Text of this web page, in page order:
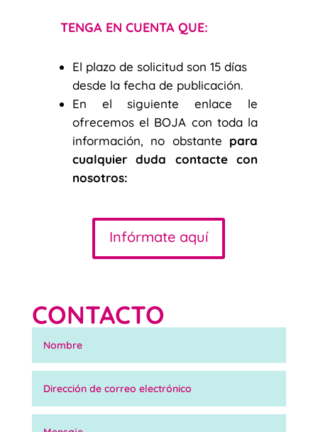
TENGA EN CUENTA QUE:
El plazo de solicitud son 15 días
desde la fecha de publicación.
En el siguiente enlace le
ofrecemos el BOJA con toda la
información, no obstante para
cualquier duda contacte con
nosotros:
Infórmate aquí
CONTACTO